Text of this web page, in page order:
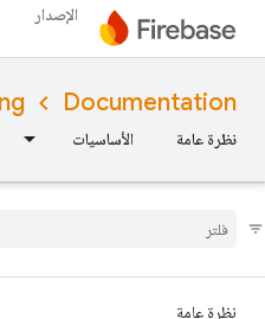
الإصدار
Documentation
نظرة عامة الأساسيات
نظرة عامة